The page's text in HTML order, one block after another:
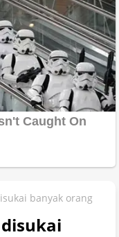
banyak orang